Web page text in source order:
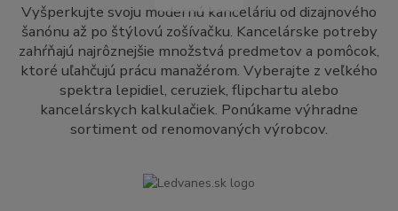
Vyšperkujte svoju modernú kanceláriu od dizajnového
šanónu až po štýlovú zošívačku. Kancelárske potreby
zahŕňajú najrôznejšie množstvá predmetov a pomôcok,
ktoré uľahčujú prácu manažérom. Vyberajte z veľkého
spektra lepidiel, ceruziek, flipchartu alebo
kancelárskych kalkulačiek. Ponúkame výhradne
sortiment od renomovaných výrobcov.